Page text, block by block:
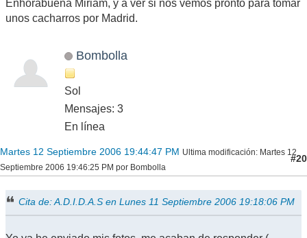
Enhorabuena Miriam, y a ver si nos vemos pronto para tomar
unos cacharros por Madrid.
Bombolla
Sol
Mensajes: 3
En línea
Martes 12 Septiembre 2006 19:44:47 PM Ultima modificación: Martes 12
Septiembre 2006 19:46:25 PM por Bombolla
#20
Cita de: A.D.I.D.A.S en Lunes 11 Septiembre 2006 19:18:06 PM